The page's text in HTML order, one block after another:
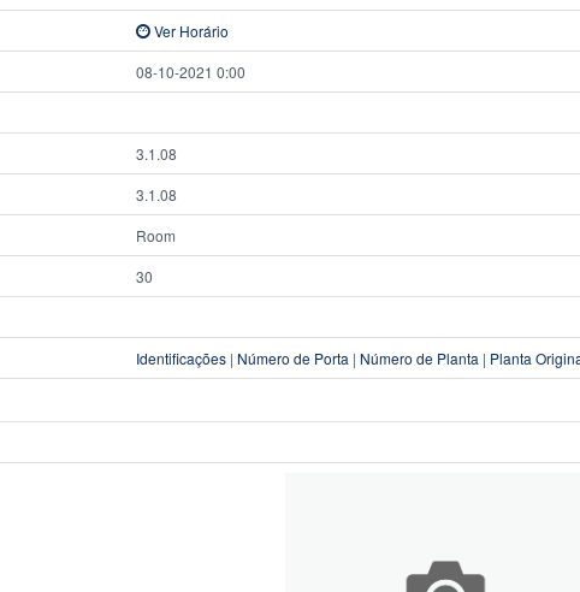
Ver Horário
08-10-2021 0:00
3.1.08
3.1.08
Room
30
Identificações | Número de Porta | Número de Planta | Planta